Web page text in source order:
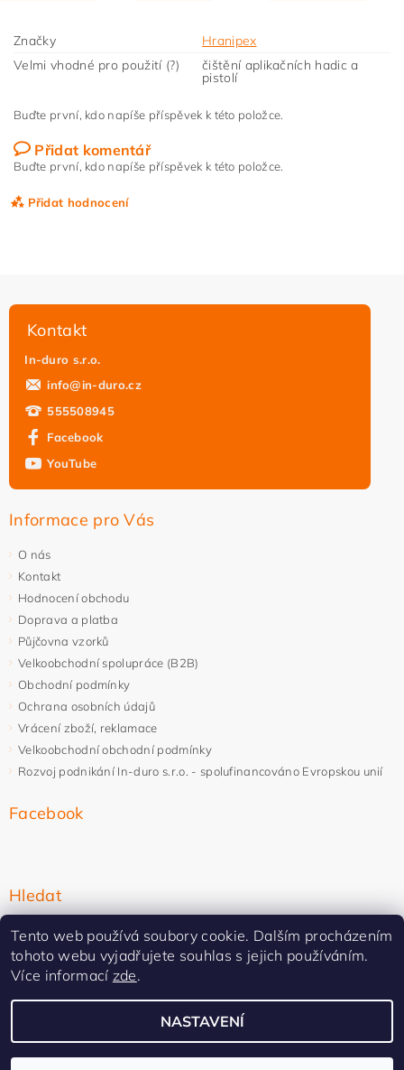
Značky
Hranipex
Velmi vhodné pro použití (?)
čištění aplikačních hadic a
pistolí
Buďte první, kdo napíše příspěvek k této položce.
Přidat komentář
Buďte první, kdo napíše příspěvek k této položce.
Přidat hodnocení
osobních údajů
Kontakt
In-duro s.r.o.
info@in-duro.cz
555508945
Facebook
YouTube
Informace pro Vás
O nás
Kontakt
Hodnocení obchodu
Doprava a platba
Půjčovna vzorků
Velkoobchodní spolupráce (B2B)
Obchodní podmínky
Ochrana osobních údajů
Vrácení zboží, reklamace
Velkoobchodní obchodní podmínky
Rozvoj podnikání In-duro s.r.o. - spolufinancováno Evropskou unií
Facebook
Hledat
2026 ©In-duro, všechna práva vyhrazenaUpravit nastavení cookies
Tento web používá soubory cookie. Dalším procházením
tohoto webu vyjadřujete souhlas s jejich používáním.
Více informací zde.
NASTAVENÍ